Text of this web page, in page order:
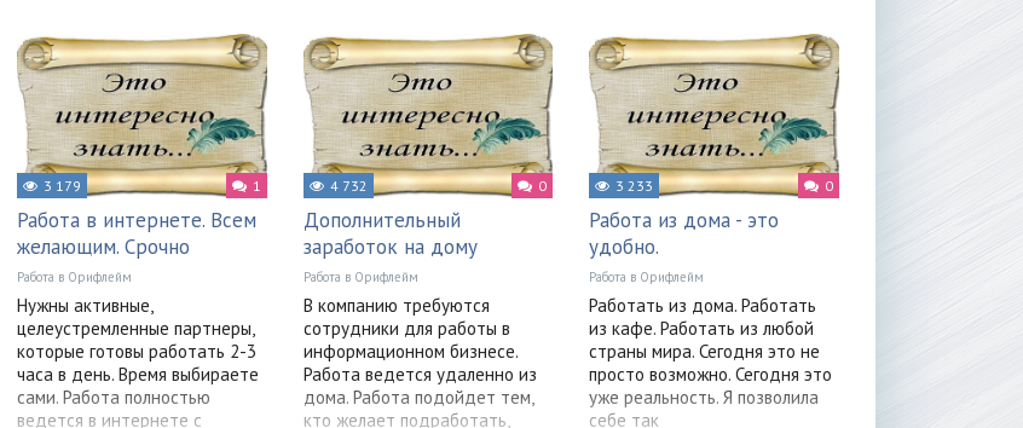
3 179 1
Работа в интернете. Всем
желающим. Срочно
Работа в Орифлейм
Нужны активные,
целеустремленные партнеры,
которые готовы работать 2-3
часа в день. Время выбираете
сами. Работа полностью
ведется в интернете с
4 732 0
Дополнительный
заработок на дому
Работа в Орифлейм
В компанию требуются
сотрудники для работы в
информационном бизнесе.
Работа ведется удаленно из
дома. Работа подойдет тем,
кто желает подработать,
3 233 0
Работа из дома - это
удобно.
Работа в Орифлейм
Работать из дома. Работать
из кафе. Работать из любой
страны мира. Сегодня это не
просто возможно. Сегодня это
уже реальность. Я позволила
себе так